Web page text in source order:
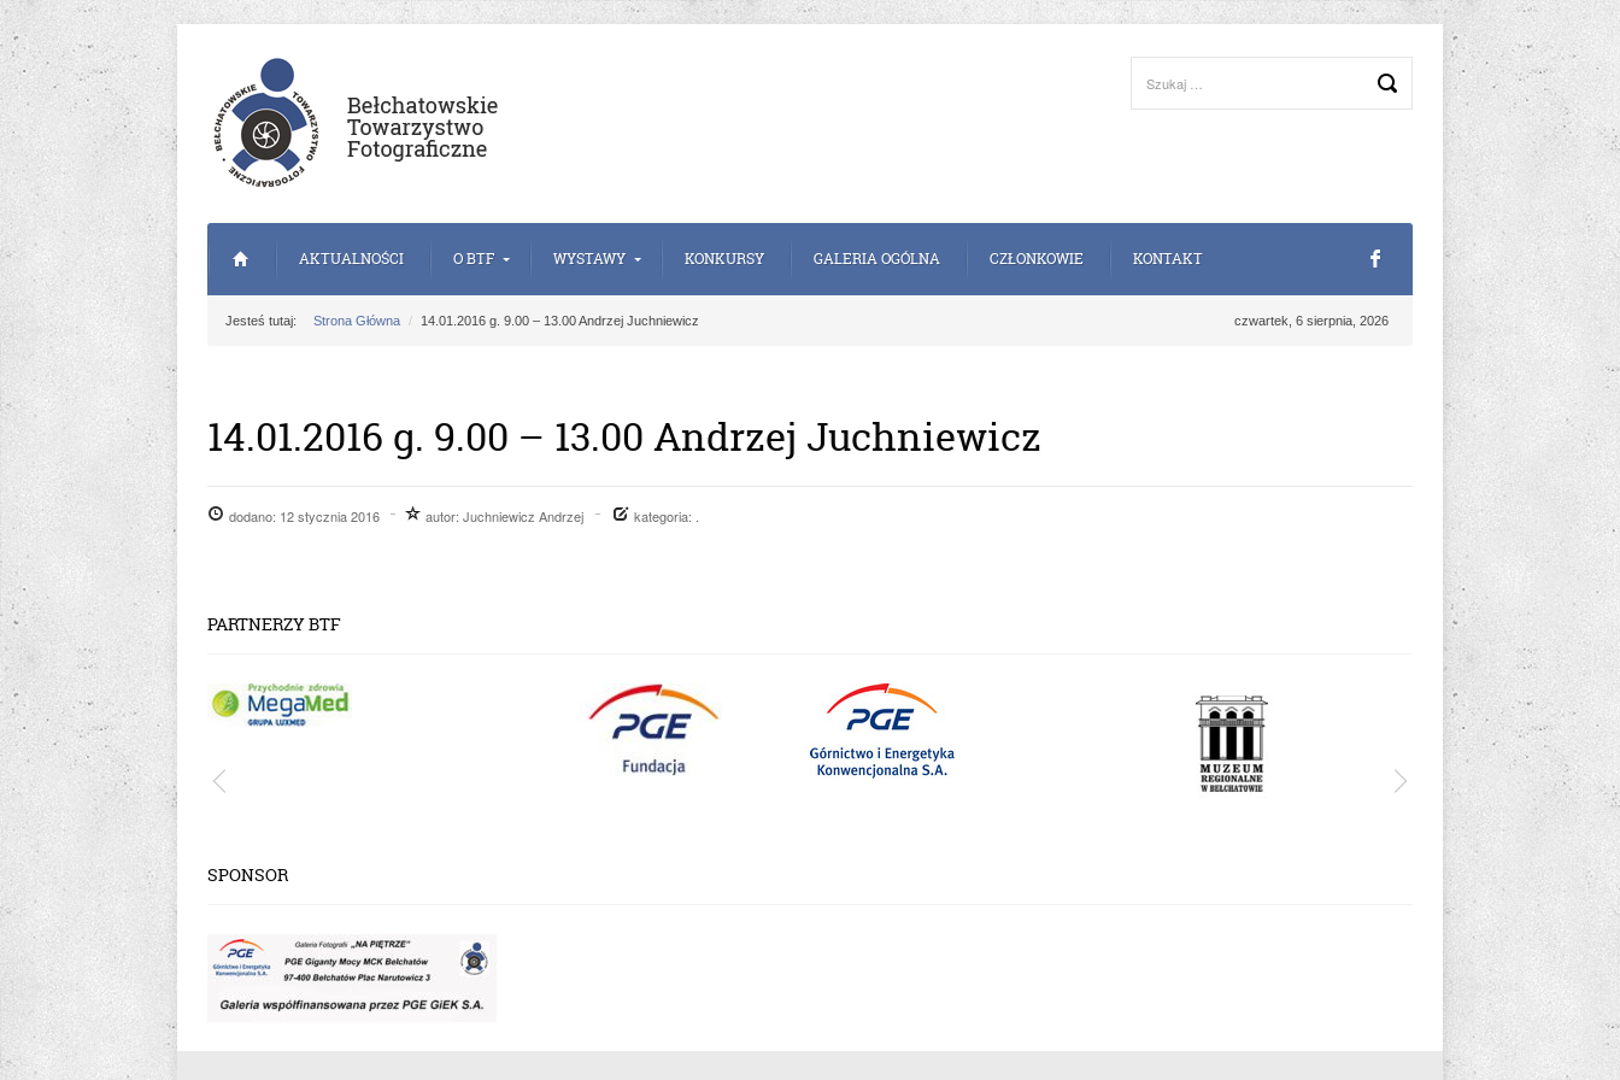
AKTUALNOŚCI O BTF WYSTAWY KONKURSY GALERIA OGÓLNA CZŁONKOWIE KONTAKT
Jesteś tutaj: Strona Główna 14.01.2016 g. 9.00 – 13.00 Andrzej Juchniewicz czwartek, 6 sierpnia, 2026
14.01.2016 g. 9.00 – 13.00 Andrzej Juchniewicz
dodano: 12 stycznia 2016 autor: Juchniewicz Andrzej kategoria: .
PARTNERZY BTF
SPONSOR